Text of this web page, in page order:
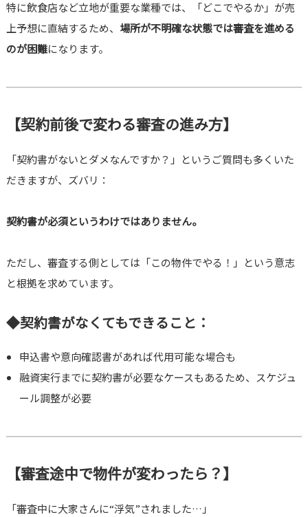
特に飲食店など立地が重要な業種では、「どこでやるか」が売
上予想に直結するため、 場所が不明確な状態では審査を進める
のが困難になります。
【契約前後で変わる審査の進み方】
「契約書がないとダメなんですか？」というご質問も多くいた
だきますが、ズバリ：
契約書が必須というわけではありません。
ただし、審査する側としては「この物件でやる！」という意志
と根拠を求めています。
◆契約書がなくてもできること：
申込書や意向確認書があれば代用可能な場合も
融資実行までに契約書が必要なケースもあるため、スケジュ
ール調整が必要
【審査途中で物件が変わったら？】
「審査中に大家さんに“浮気”されました…」